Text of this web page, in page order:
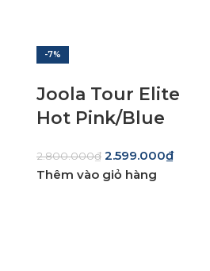
-7%
Joola Tour Elite
Hot Pink/Blue
2.800.000₫ 2.599.000₫
Thêm vào giỏ hàng